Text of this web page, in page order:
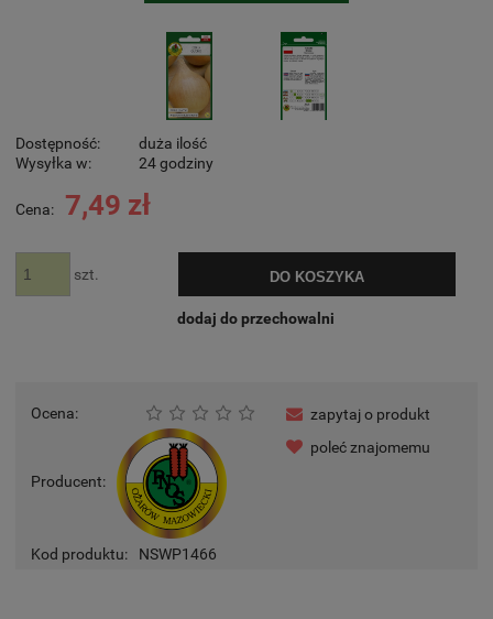
Dostępność:
duża ilość
Wysyłka w:
24 godziny
Cena: 7,49 zł
szt. DO KOSZYKA
dodaj do przechowalni
Ocena:
Producent:
Kod produktu: NSWP1466
zapytaj o produkt
poleć znajomemu